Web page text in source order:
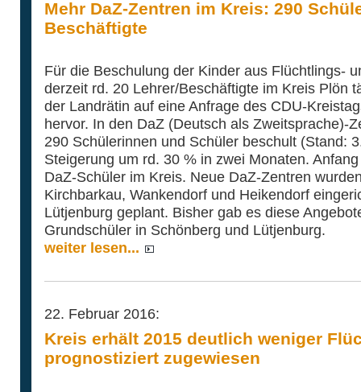
Mehr DaZ-Zentren im Kreis: 290
Beschäftigte
Für die Beschulung der Kinder aus Flüchtlings-
derzeit rd. 20 Lehrer/Beschäftigte im Kreis Plön
der Landrätin auf eine Anfrage des CDU-
hervor. In den DaZ (Deutsch als Zweitsprache)-
290 Schülerinnen und Schüler beschult (Stand:
Steigerung um rd. 30 % in zwei Monaten.
DaZ-Schüler im Kreis. Neue DaZ-Zentren
Kirchbarkau, Wankendorf und Heikendorf
Lütjenburg geplant. Bisher gab es diese
Grundschüler in Schönberg und Lütjenburg.
weiter lesen...
22. Februar 2016:
Kreis erhält 2015 deutlich weniger
prognostiziert zugewiesen